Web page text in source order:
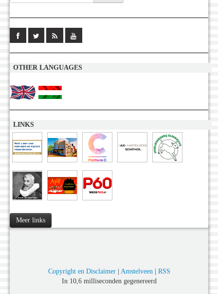
OTHER LANGUAGES
LINKS
Meer links
Copyright en Disclaimer| Amstelveen| RSS
In 10,6 milliseconden gegenereerd